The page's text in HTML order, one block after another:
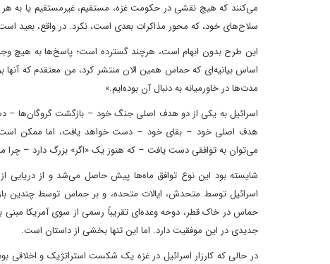
می‌کنند که هیچ نقشی در حکومت غزه، مستقیم، غیرمستقیم یا به
سلاح‌های خود، که محور مذاکرات بعدی است، نکرد. در واقع، بعید
این طرح بدون ابهام است، هرچند گسترده است؛ پاسخ‌ها به هیچ وجه
اساس بیانیه‌ای که حماس همین الان منتشر کرد، من معتقدم که
مدت‌ها در خاورمیانه به دنبال آن بوده‌ایم.»
اسرائیل به یکی از دو هدف اصلی جنگ خود – بازگشت گروگان‌ها –
هدف اصلی خود – بقای خود – دست خواهد یافت، اما ممکن است
می‌توان به توافقی دست یافت – که هنوز یک «اگر» بزرگ دارد – چرا
شایسته بود این نوع توافق ماه‌ها پیش حاصل می‌شد و از دریایی
اسرائیل توسط متحدش، ایالات متحده، و بر حماس توسط چندین
حماس در خاک قطر، دوحه وعده‌ای تقریباً رسمی از سوی آمریکا
جدیدی در این موفقیت دارد. اما این تنها بخشی از داستان است.
در حالی که کارزار اسرائیل در غزه یک شکست استراتژیک و اخلاقی